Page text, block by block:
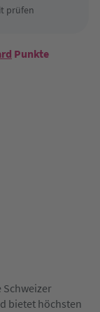
prüfen
Punkte
Schweizer
bietet höchsten